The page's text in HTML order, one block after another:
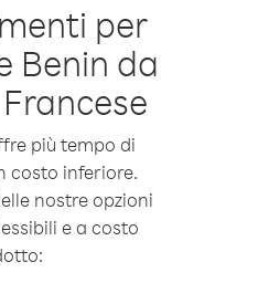
per
Benin da
più tempo di
costo inferiore.
nostre opzioni
e a costo